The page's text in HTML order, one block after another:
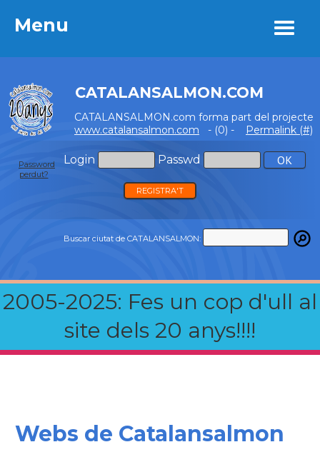
Menu
CATALANSALMON.COM
CATALANSALMON.com forma part del projecte
www.catalansalmon.com - (0) - Permalink (#)
Login Passwd
Password
perdut?
REGISTRA'T
Buscar ciutat de CATALANSALMON:
2005-2025: Fes un cop d'ull al
site dels 20 anys!!!!
Menu
Webs de Catalansalmon